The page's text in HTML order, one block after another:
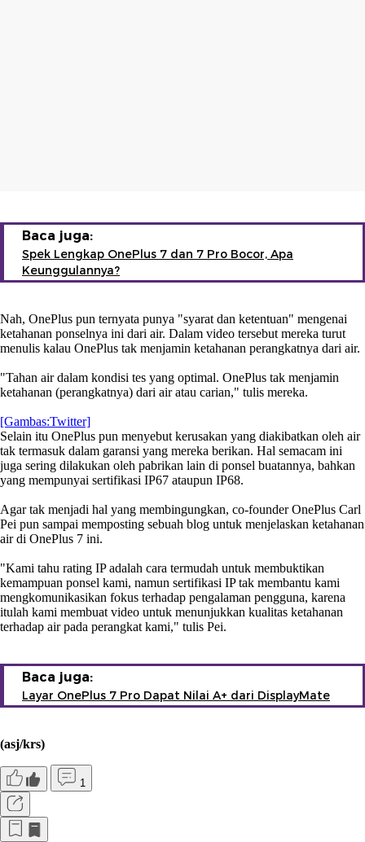
Baca juga:
Spek Lengkap OnePlus 7 dan 7 Pro Bocor, Apa
Keunggulannya?
Nah, OnePlus pun ternyata punya "syarat dan ketentuan" mengenai
ketahanan ponselnya ini dari air. Dalam video tersebut mereka turut
menulis kalau OnePlus tak menjamin ketahanan perangkatnya dari air.
"Tahan air dalam kondisi tes yang optimal. OnePlus tak menjamin
ketahanan (perangkatnya) dari air atau carian," tulis mereka.
[Gambas:Twitter]
Selain itu OnePlus pun menyebut kerusakan yang diakibatkan oleh air
tak termasuk dalam garansi yang mereka berikan. Hal semacam ini
juga sering dilakukan oleh pabrikan lain di ponsel buatannya, bahkan
yang mempunyai sertifikasi IP67 ataupun IP68.
Agar tak menjadi hal yang membingungkan, co-founder OnePlus Carl
Pei pun sampai memposting sebuah blog untuk menjelaskan ketahanan
air di OnePlus 7 ini.
"Kami tahu rating IP adalah cara termudah untuk membuktikan
kemampuan ponsel kami, namun sertifikasi IP tak membantu kami
mengkomunikasikan fokus terhadap pengalaman pengguna, karena
itulah kami membuat video untuk menunjukkan kualitas ketahanan
terhadap air pada perangkat kami," tulis Pei.
Baca juga:
Layar OnePlus 7 Pro Dapat Nilai A+ dari DisplayMate
(asj/krs)
1